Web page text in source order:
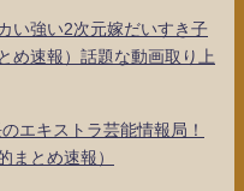
い強い2次元嫁だいすき子
め速報）話題な動画取り上
エキストラ芸能情報局！
まとめ速報）